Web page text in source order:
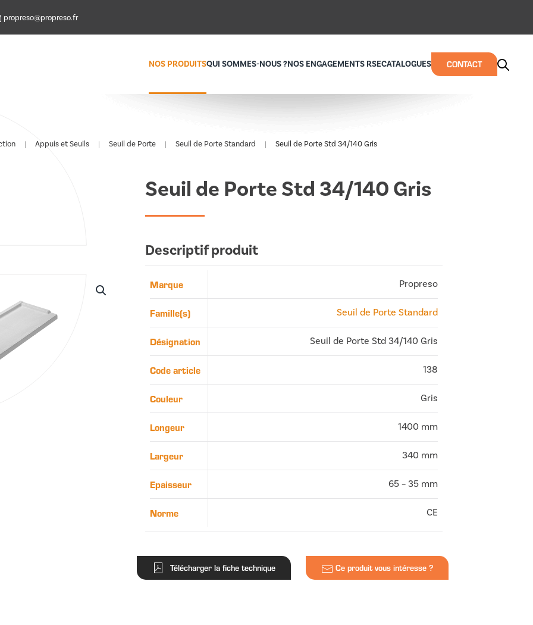
propreso@propreso.fr
NOS PRODUITSQUI SOMMES-NOUS ?NOS ENGAGEMENTS RSECATALOGUES CONTACT
Appuis et Seuils Seuil de Porte Seuil de Porte Standard Seuil de Porte Std 34/140 Gris
Seuil de Porte Std 34/140 Gris
Descriptif produit
Marque Propreso
Famille(s) Seuil de Porte Standard
Désignation Seuil de Porte Std 34/140 Gris
Code article 138
Couleur Gris
Longeur 1400 mm
Largeur 340 mm
Epaisseur 65 – 35 mm
Norme CE
Télécharger la fiche technique Ce produit vous intéresse ?